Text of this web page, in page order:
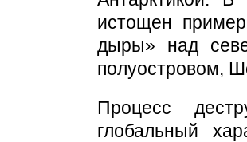
истощен
дыры» над
полуостровом,
Процесс
глобальный